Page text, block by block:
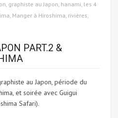
, graphiste au Japon, hanami, les 4
, Manger à Hiroshima, rivières,
PART.2 &
au Japon, période du
et soirée avec Guigui
Safari).